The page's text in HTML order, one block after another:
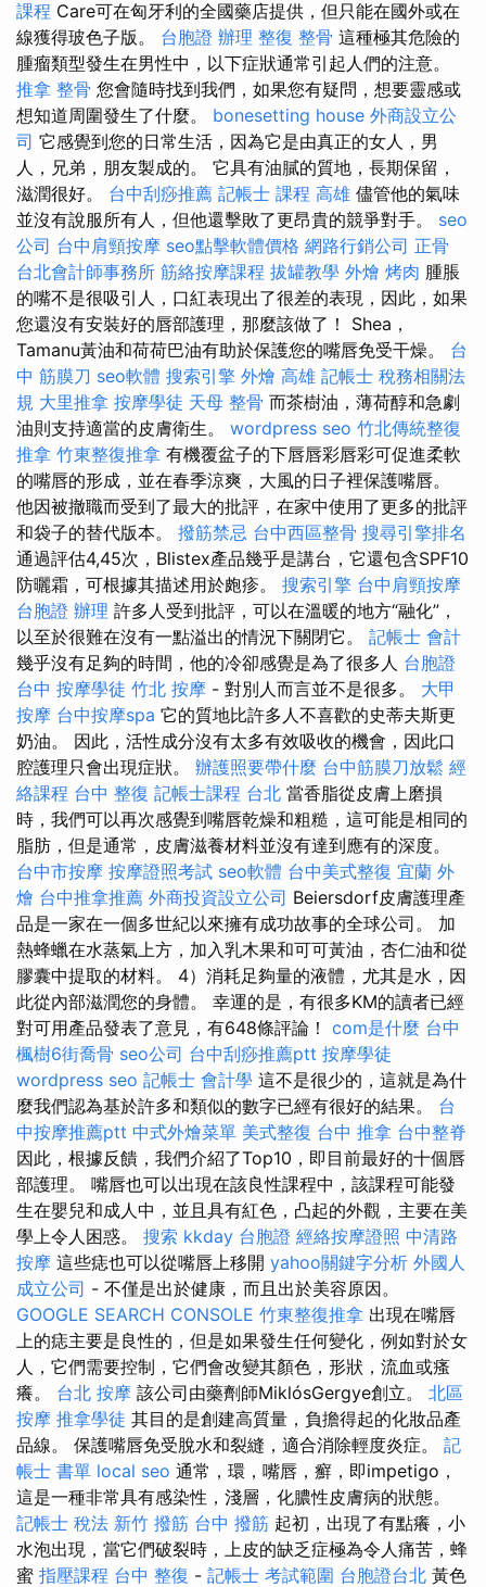
課程 Care可在匈牙利的全國藥店提供，但只能在國外或在
線獲得玻色子版。 台胞證 辦理 整復 整骨 這種極其危險的
腫瘤類型發生在男性中，以下症狀通常引起人們的注意。
推拿 整骨 您會隨時找到我們，如果您有疑問，想要靈感或
想知道周圍發生了什麼。 bonesetting house 外商設立公
司 它感覺到您的日常生活，因為它是由真正的女人，男
人，兄弟，朋友製成的。 它具有油膩的質地，長期保留，
滋潤很好。 台中刮痧推薦 記帳士 課程 高雄 儘管他的氣味
並沒有說服所有人，但他還擊敗了更昂貴的競爭對手。 seo
公司 台中肩頸按摩 seo點擊軟體價格 網路行銷公司 正骨
台北會計師事務所 筋絡按摩課程 拔罐教學 外燴 烤肉 腫脹
的嘴不是很吸引人，口紅表現出了很差的表現，因此，如果
您還沒有安裝好的唇部護理，那麼該做了！ Shea，
Tamanu黃油和荷荷巴油有助於保護您的嘴唇免受干燥。 台
中 筋膜刀 seo軟體 搜索引擎 外燴 高雄 記帳士 稅務相關法
規 大里推拿 按摩學徒 天母 整骨 而茶樹油，薄荷醇和急劇
油則支持適當的皮膚衛生。 wordpress seo 竹北傳統整復
推拿 竹東整復推拿 有機覆盆子的下唇唇彩唇彩可促進柔軟
的嘴唇的形成，並在春季涼爽，大風的日子裡保護嘴唇。
他因被撤職而受到了最大的批評，在家中使用了更多的批評
和袋子的替代版本。 撥筋禁忌 台中西區整骨 搜尋引擎排名
通過評估4,45次，Blistex產品幾乎是講台，它還包含SPF10
防曬霜，可根據其描述用於皰疹。 搜索引擎 台中肩頸按摩
台胞證 辦理 許多人受到批評，可以在溫暖的地方“融化”，
以至於很難在沒有一點溢出的情況下關閉它。 記帳士 會計
幾乎沒有足夠的時間，他的冷卻感覺是為了很多人 台胞證
台中 按摩學徒 竹北 按摩 - 對別人而言並不是很多。 大甲
按摩 台中按摩spa 它的質地比許多人不喜歡的史蒂夫斯更
奶油。 因此，活性成分沒有太多有效吸收的機會，因此口
腔護理只會出現症狀。 辦護照要帶什麼 台中筋膜刀放鬆 經
絡課程 台中 整復 記帳士課程 台北 當香脂從皮膚上磨損
時，我們可以再次感覺到嘴唇乾燥和粗糙，這可能是相同的
脂肪，但是通常，皮膚滋養材料並沒有達到應有的深度。
台中市按摩 按摩證照考試 seo軟體 台中美式整復 宜蘭 外
燴 台中推拿推薦 外商投資設立公司 Beiersdorf皮膚護理產
品是一家在一個多世紀以來擁有成功故事的全球公司。 加
熱蜂蠟在水蒸氣上方，加入乳木果和可可黃油，杏仁油和從
膠囊中提取的材料。 4）消耗足夠量的液體，尤其是水，因
此從內部滋潤您的身體。 幸運的是，有很多KM的讀者已經
對可用產品發表了意見，有648條評論！ com是什麼 台中
楓樹6街喬骨 seo公司 台中刮痧推薦ptt 按摩學徒
wordpress seo 記帳士 會計學 這不是很少的，這就是為什
麼我們認為基於許多和類似的數字已經有很好的結果。 台
中按摩推薦ptt 中式外燴菜單 美式整復 台中 推拿 台中整脊
因此，根據反饋，我們介紹了Top10，即目前最好的十個唇
部護理。 嘴唇也可以出現在該良性課程中，該課程可能發
生在嬰兒和成人中，並且具有紅色，凸起的外觀，主要在美
學上令人困惑。 搜索 kkday 台胞證 經絡按摩證照 中清路
按摩 這些痣也可以從嘴唇上移開 yahoo關鍵字分析 外國人
成立公司 - 不僅是出於健康，而且出於美容原因。
GOOGLE SEARCH CONSOLE 竹東整復推拿 出現在嘴唇
上的痣主要是良性的，但是如果發生任何變化，例如對於女
人，它們需要控制，它們會改變其顏色，形狀，流血或瘙
癢。 台北 按摩 該公司由藥劑師MiklósGergye創立。 北區
按摩 推拿學徒 其目的是創建高質量，負擔得起的化妝品產
品線。 保護嘴唇免受脫水和裂縫，適合消除輕度炎症。 記
帳士 書單 local seo 通常，環，嘴唇，癬，即impetigo，
這是一種非常具有感染性，淺層，化膿性皮膚病的狀態。
記帳士 稅法 新竹 撥筋 台中 撥筋 起初，出現了有點癢，小
水泡出現，當它們破裂時，上皮的缺乏症極為令人痛苦，蜂
蜜 指壓課程 台中 整復 - 記帳士 考試範圍 台胞證台北 黃色